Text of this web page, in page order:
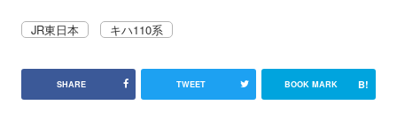
JR東日本 キハ110系
SHARE TWEET BOOK MARK B!